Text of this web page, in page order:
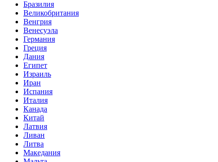
Бразилия
Великобритания
Венгрия
Венесуэла
Германия
Греция
Дания
Египет
Израиль
Иран
Испания
Италия
Канада
Китай
Латвия
Ливан
Литва
Македания